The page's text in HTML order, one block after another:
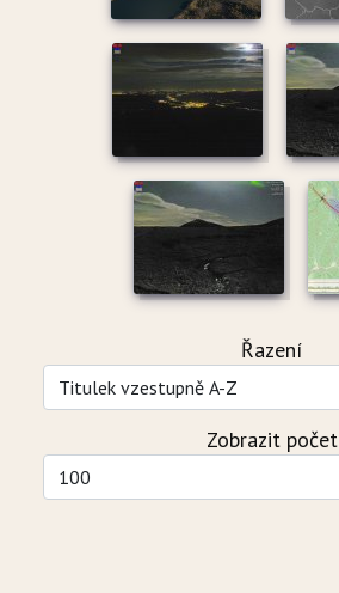
Řazení
Zobrazit počet